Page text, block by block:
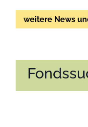
weitere News